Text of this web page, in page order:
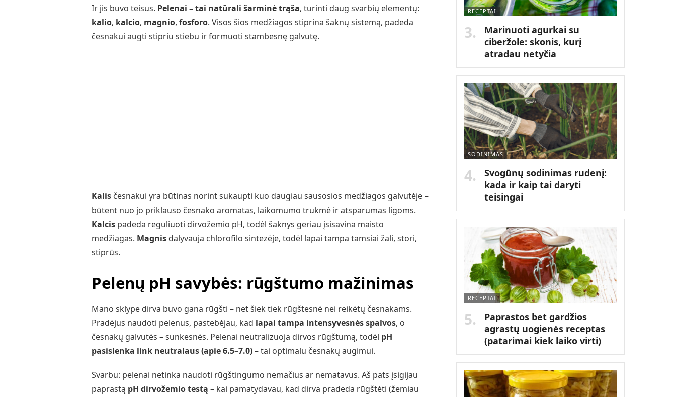
Ir jis buvo teisus. Pelenai – tai natūrali šarminė trąša, turinti daug svarbių elementų:
kalio, kalcio, magnio, fosforo. Visos šios medžiagos stiprina šaknų sistemą, padeda
česnakui augti stipriu stiebu ir formuoti stambesnę galvutę.
Kalis česnakui yra būtinas norint sukaupti kuo daugiau sausosios medžiagos galvutėje –
būtent nuo jo priklauso česnako aromatas, laikomumo trukmė ir atsparumas ligoms.
Kalcis padeda reguliuoti dirvožemio pH, todėl šaknys geriau įsisavina maisto
medžiagas. Magnis dalyvauja chlorofilo sintezėje, todėl lapai tampa tamsiai žali, stori,
stiprūs.
Pelenų pH savybės: rūgštumo mažinimas
Mano sklype dirva buvo gana rūgšti – net šiek tiek rūgštesnė nei reikėtų česnakams.
Pradėjus naudoti pelenus, pastebėjau, kad lapai tampa intensyvesnės spalvos, o
česnakų galvutės – sunkesnės. Pelenai neutralizuoja dirvos rūgštumą, todėl pH
pasislenka link neutralaus (apie 6.5–7.0)– tai optimalu česnakų augimui.
Svarbu: pelenai netinka naudoti rūgštingumo nemačius ar nematavus. Aš pats įsigijau
paprastą pH dirvožemio testą – kai pamatydavau, kad dirva pradeda rūgštėti (žemiau
RECEPTAI
Marinuoti agurkai su
ciberžole: skonis, kurį
atradau netyčia
SODINIMAS
Svogūnų sodinimas rudenį:
kada ir kaip tai daryti
teisingai
RECEPTAI
Paprastos bet gardžios
agrastų uogienės receptas
(patarimai kiek laiko virti)